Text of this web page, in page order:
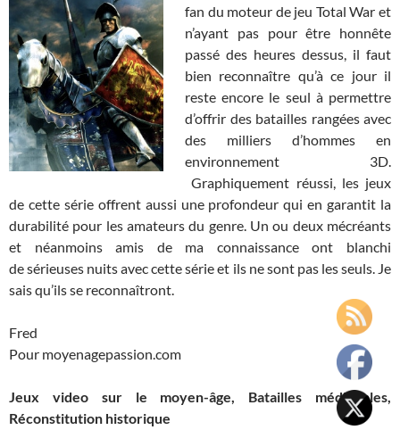
fan du moteur de jeu Total War et
n’ayant pas pour être honnête
passé des heures dessus, il faut
bien reconnaître qu’à ce jour il
reste encore le seul à permettre
d’offrir des batailles rangées avec
des milliers d’hommes en
environnement 3D.
Graphiquement réussi, les jeux
de cette série offrent aussi une profondeur qui en garantit la
durabilité pour les amateurs du genre. Un ou deux mécréants
et néanmoins amis de ma connaissance ont blanchi
de sérieuses nuits avec cette série et ils ne sont pas les seuls. Je
sais qu’ils se reconnaîtront.
Fred
Pour moyenagepassion.com
Jeux video sur le moyen-âge, Batailles médiévales,
Réconstitution historique